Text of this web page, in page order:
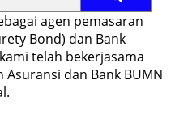
agen pemasaran
Bond) dan Bank
telah bekerjasama
dan Bank BUMN